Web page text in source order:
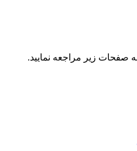
زیر مراجعه نمایید.